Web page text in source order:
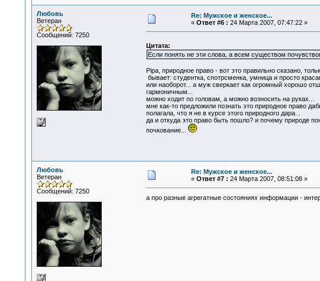
Любовь
Ветеран
Сообщений: 7250
Re: Мужское и женское...
« Ответ #6 : 24 Марта 2007, 07:47:22 »
Цитата:
Если понять не эти слова, а всем существом
Pipa, природное право - вот это правильно сказано,
бывает: студентка, спотрсменка, умница и просто
или наоборот... а муж сверкает как огромный хорошо
гармоничным...
можно ходит по головам, а можно возносить на руках...
мне как-то предложили познать это природное право
полагала, что я не в курсе этого природного дара...
да и откуда это право быть пошло? и почему природе
почкование...
Любовь
Ветеран
Сообщений: 7250
Re: Мужское и женское...
« Ответ #7 : 24 Марта 2007, 08:51:08 »
а про разные агрегатные состояниях информации -